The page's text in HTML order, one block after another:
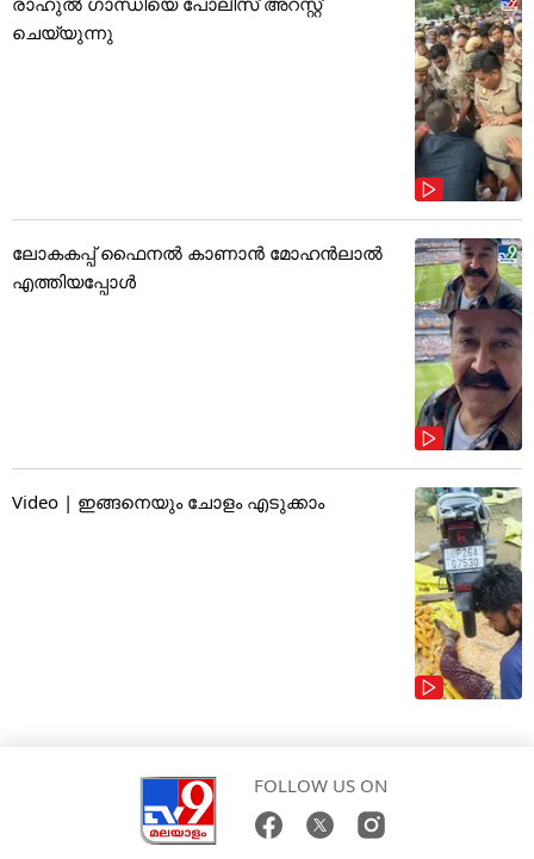
ചെയ്യുന്നു
ലോകകപ്പ് ഫൈനൽ കാണാൻ മോഹൻലാൽ
എത്തിയപ്പോൾ
Video | ഇങ്ങനെയും ചോളം എടുക്കാം
FOLLOW US ON